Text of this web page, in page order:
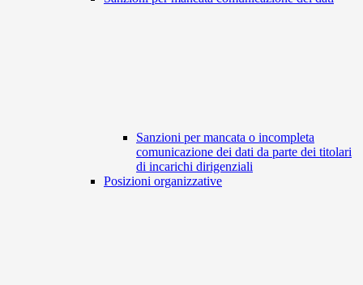
Sanzioni per mancata o incompleta
comunicazione dei dati da parte dei titolari
di incarichi dirigenziali
Posizioni organizzative